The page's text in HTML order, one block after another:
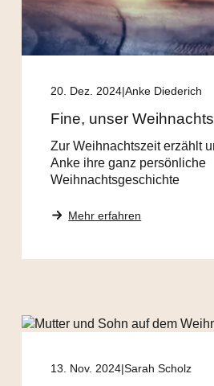
20. Dez. 2024 Anke Diederich
Fine, unser
Zur Weihnachtszeit erzählt
Anke ihre ganz persönliche
Weihnachtsgeschichte
Mehr erfahren
13. Nov. 2024 Sarah Scholz